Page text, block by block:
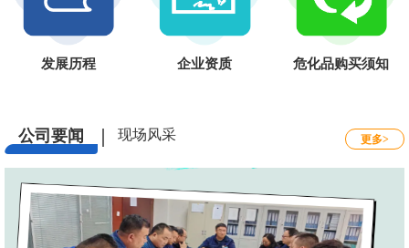
发展历程 企业资质 危化品购买须知
公司要闻 现场风采 更多>